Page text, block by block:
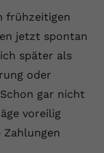
frühzeitigen
jetzt spontan
später als
oder
gar nicht
voreilig
Zahlungen
um die
um
zu sammeln,
ID zum
der Website